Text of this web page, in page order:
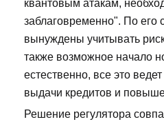
квантовым атакам,
заблаговременно". По его
вынуждены учитывать
также возможное начало
естественно, все это
выдачи кредитов и
Решение регулятора